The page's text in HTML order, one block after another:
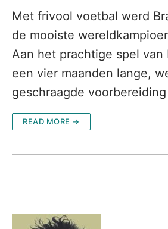
Met frivool voetbal werd
de mooiste
Aan het prachtige spel van
een vier maanden lange,
geschraagde
READ MORE →